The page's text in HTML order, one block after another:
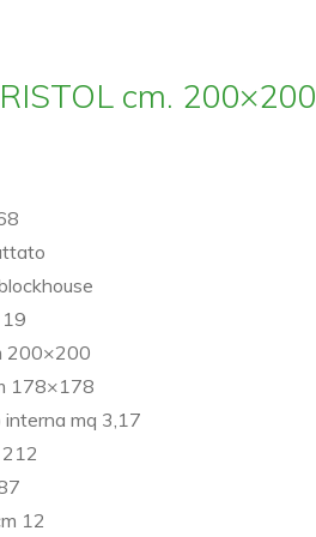
cm. 200×200
200×200
178×178
mq 3,17
12